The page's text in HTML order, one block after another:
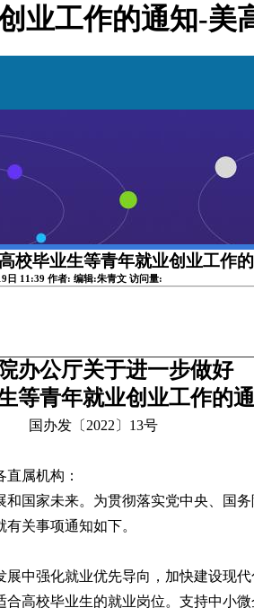
业工作的通知-美
校毕业生等青年就业创业工作
日 11:39 作者: 编辑:朱青文 访问量:
办公厅关于进一步做好
等青年就业创业工作的
国办发〔2022〕13号
属机构：
国家未来。为贯彻落实党中央、国
关事项通知如下。
展中强化就业优先导向，加快建设现
高校毕业生的就业岗位。支持中小